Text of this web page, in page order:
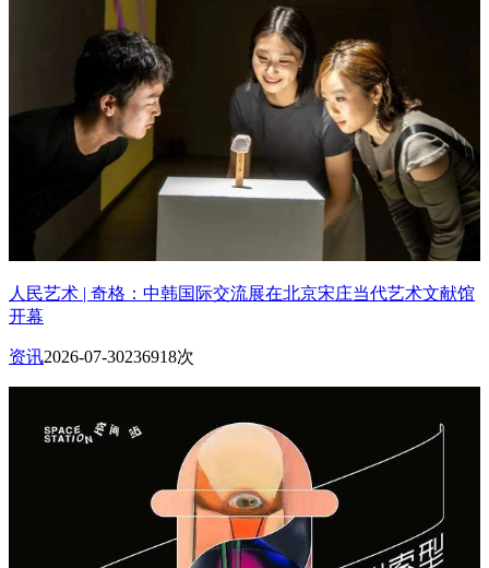
人民艺术 | 奇格：中韩国际交流展在北京宋庄当代艺术文献馆
开幕
资讯2026-07-30236918次